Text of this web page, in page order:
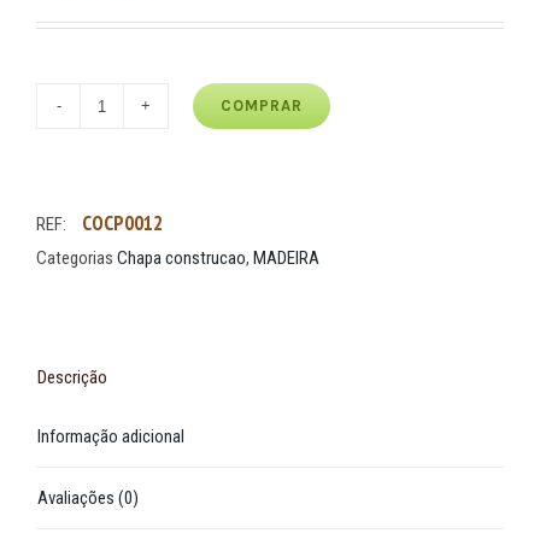
COMPRAR
REF: COCP0012
Categorias Chapa construcao, MADEIRA
Descrição
Informação adicional
Avaliações (0)